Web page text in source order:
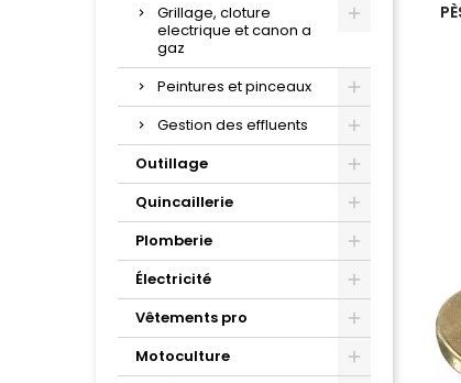
Grillage, cloture
electrique et canon a
gaz
Peintures et pinceaux
Gestion des effluents
Outillage
Quincaillerie
Plomberie
Électricité
Vêtements pro
Motoculture